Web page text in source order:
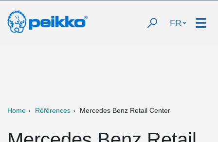
FR
Home Références Mercedes Benz Retail Center